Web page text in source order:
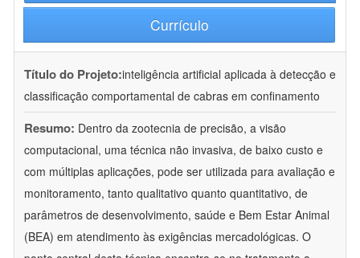
Currículo
Título do Projeto:inteligência artificial aplicada à detecção e
classificação comportamental de cabras em confinamento
Resumo: Dentro da zootecnia de precisão, a visão
computacional, uma técnica não invasiva, de baixo custo e
com múltiplas aplicações, pode ser utilizada para avaliação e
monitoramento, tanto qualitativo quanto quantitativo, de
parâmetros de desenvolvimento, saúde e Bem Estar Animal
(BEA) em atendimento às exigências mercadológicas. O